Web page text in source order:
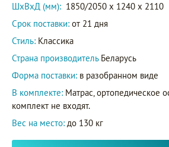
ШxВxД (мм): 1850/2050 x 1240 x 2110
Срок поставки: от 21 дня
Стиль: Классика
Страна производитель Беларусь
Форма поставки: в разобранном виде
В комплекте: Матрас, ортопедическое
комплект не входят.
Вес на место: до 130 кг